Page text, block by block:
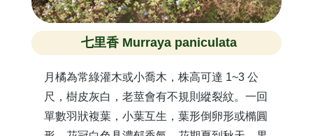
七里香 Murraya paniculata
月橘為常綠灌木或小喬木，株高可達 1~3 公
尺，樹皮灰白，老莖會有不規則縱裂紋。一回
單數羽狀複葉，小葉互生，葉形倒卵形或橢圓